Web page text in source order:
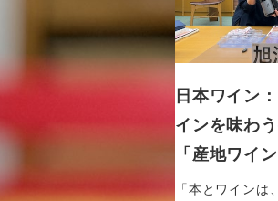
日本ワイン
インを味わ
「産地ワイ
「本とワイン